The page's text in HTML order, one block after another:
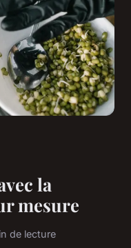
la
mesure
de lecture